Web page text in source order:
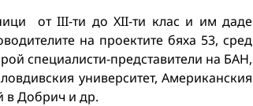
от III-ти до XII-ти клас и им даде
на проектите бяха 53, сред
специалисти-представители на БАН,
университет, Американския
в Добрич и др.